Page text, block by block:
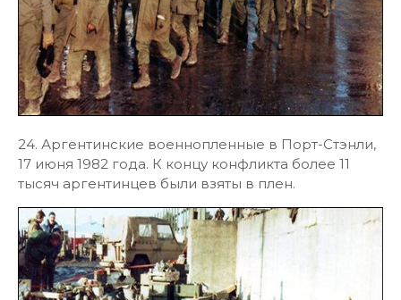
24. Аргентинские военнопленные в Порт-Стэнли,
17 июня 1982 года. К концу конфликта более 11
тысяч аргентинцев были взяты в плен.